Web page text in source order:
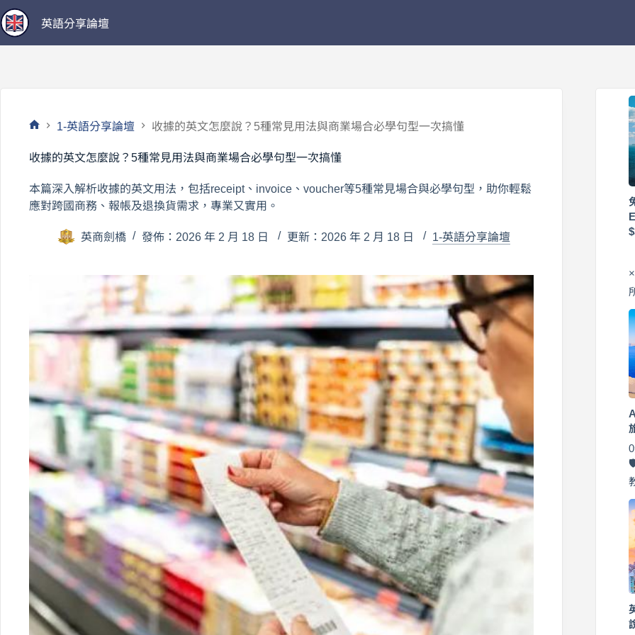
跳
至
主
英語分享論壇
頁
1-英語分享論壇 收據的英文怎麼說？5種常見用法與商業場合必學句型一次搞懂
收據的英文怎麼說？5種常見用法與商業場合必學句型一次搞懂
本篇深入解析收據的英文用法，包括receipt、invoice、voucher等5種常見場合與必學句型，助你輕鬆
應對跨國商務、報帳及退換貨需求，專業又實用。
英商劍橋 發佈：2026 年 2 月 18 日 更新：2026 年 2 月 18 日 1-英語分享論壇